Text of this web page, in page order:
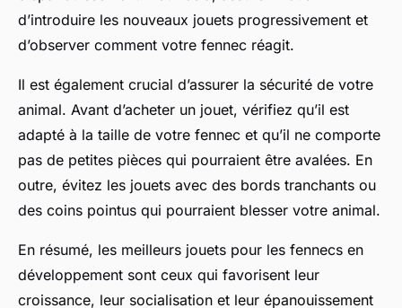
d’introduire les nouveaux jouets progressivement et
d’observer comment votre fennec réagit.
Il est également crucial d’assurer la sécurité de votre
animal. Avant d’acheter un jouet, vérifiez qu’il est
adapté à la taille de votre fennec et qu’il ne comporte
pas de petites pièces qui pourraient être avalées. En
outre, évitez les jouets avec des bords tranchants ou
des coins pointus qui pourraient blesser votre animal.
En résumé, les meilleurs jouets pour les fennecs en
développement sont ceux qui favorisent leur
croissance, leur socialisation et leur épanouissement